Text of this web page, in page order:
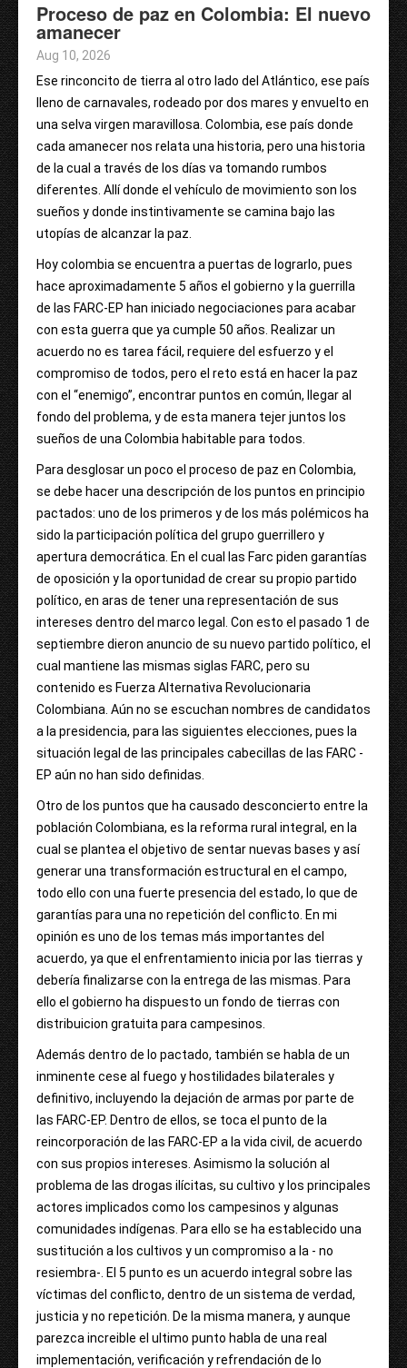
Proceso de paz en Colombia: El nuevo
amanecer
Aug 10, 2026
Ese rinconcito de tierra al otro lado del Atlántico, ese país
lleno de carnavales, rodeado por dos mares y envuelto en
una selva virgen maravillosa. Colombia, ese país donde
cada amanecer nos relata una historia, pero una historia
de la cual a través de los días va tomando rumbos
diferentes. Allí donde el vehículo de movimiento son los
sueños y donde instintivamente se camina bajo las
utopías de alcanzar la paz.
Hoy colombia se encuentra a puertas de lograrlo, pues
hace aproximadamente 5 años el gobierno y la guerrilla
de las FARC-EP han iniciado negociaciones para acabar
con esta guerra que ya cumple 50 años. Realizar un
acuerdo no es tarea fácil, requiere del esfuerzo y el
compromiso de todos, pero el reto está en hacer la paz
con el “enemigo”, encontrar puntos en común, llegar al
fondo del problema, y de esta manera tejer juntos los
sueños de una Colombia habitable para todos.
Para desglosar un poco el proceso de paz en Colombia,
se debe hacer una descripción de los puntos en principio
pactados: uno de los primeros y de los más polémicos ha
sido la participación política del grupo guerrillero y
apertura democrática. En el cual las Farc piden garantías
de oposición y la oportunidad de crear su propio partido
político, en aras de tener una representación de sus
intereses dentro del marco legal. Con esto el pasado 1 de
septiembre dieron anuncio de su nuevo partido político, el
cual mantiene las mismas siglas FARC, pero su
contenido es Fuerza Alternativa Revolucionaria
Colombiana. Aún no se escuchan nombres de candidatos
a la presidencia, para las siguientes elecciones, pues la
situación legal de las principales cabecillas de las FARC -
EP aún no han sido definidas.
Otro de los puntos que ha causado desconcierto entre la
población Colombiana, es la reforma rural integral, en la
cual se plantea el objetivo de sentar nuevas bases y así
generar una transformación estructural en el campo,
todo ello con una fuerte presencia del estado, lo que de
garantías para una no repetición del conflicto. En mi
opinión es uno de los temas más importantes del
acuerdo, ya que el enfrentamiento inicia por las tierras y
debería finalizarse con la entrega de las mismas. Para
ello el gobierno ha dispuesto un fondo de tierras con
distribuicion gratuita para campesinos.
Además dentro de lo pactado, también se habla de un
inminente cese al fuego y hostilidades bilaterales y
definitivo, incluyendo la dejación de armas por parte de
las FARC-EP. Dentro de ellos, se toca el punto de la
reincorporación de las FARC-EP a la vida civil, de acuerdo
con sus propios intereses. Asimismo la solución al
problema de las drogas ilícitas, su cultivo y los principales
actores implicados como los campesinos y algunas
comunidades indígenas. Para ello se ha establecido una
sustitución a los cultivos y un compromiso a la - no
resiembra-. El 5 punto es un acuerdo integral sobre las
víctimas del conflicto, dentro de un sistema de verdad,
justicia y no repetición. De la misma manera, y aunque
parezca increible el ultimo punto habla de una real
implementación, verificación y refrendación de lo